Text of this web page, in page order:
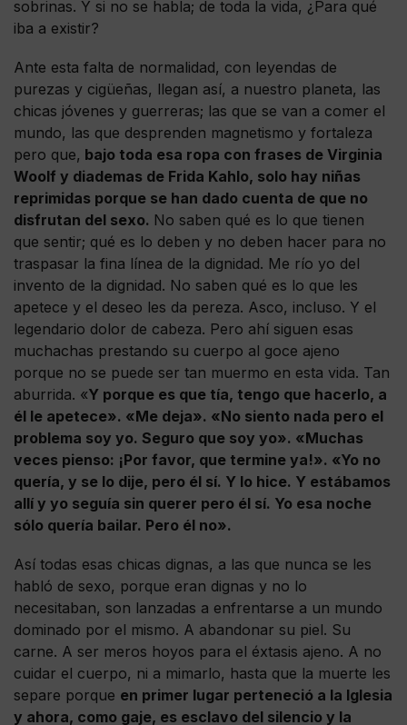
sobrinas. Y si no se habla; de toda la vida, ¿Para qué
iba a existir?
Ante esta falta de normalidad, con leyendas de
purezas y cigüeñas, llegan así, a nuestro planeta, las
chicas jóvenes y guerreras; las que se van a comer el
mundo, las que desprenden magnetismo y fortaleza
pero que, bajo toda esa ropa con frases de Virginia
Woolf y diademas de Frida Kahlo, solo hay niñas
reprimidas porque se han dado cuenta de que no
disfrutan del sexo. No saben qué es lo que tienen
que sentir; qué es lo deben y no deben hacer para no
traspasar la fina línea de la dignidad. Me río yo del
invento de la dignidad. No saben qué es lo que les
apetece y el deseo les da pereza. Asco, incluso. Y el
legendario dolor de cabeza. Pero ahí siguen esas
muchachas prestando su cuerpo al goce ajeno
porque no se puede ser tan muermo en esta vida. Tan
aburrida. «Y porque es que tía, tengo que hacerlo, a
él le apetece». «Me deja». «No siento nada pero el
problema soy yo. Seguro que soy yo». «Muchas
veces pienso: ¡Por favor, que termine ya!». «Yo no
quería, y se lo dije, pero él sí. Y lo hice. Y estábamos
allí y yo seguía sin querer pero él sí. Yo esa noche
sólo quería bailar. Pero él no».
Así todas esas chicas dignas, a las que nunca se les
habló de sexo, porque eran dignas y no lo
necesitaban, son lanzadas a enfrentarse a un mundo
dominado por el mismo. A abandonar su piel. Su
carne. A ser meros hoyos para el éxtasis ajeno. A no
cuidar el cuerpo, ni a mimarlo, hasta que la muerte les
separe porque en primer lugar perteneció a la Iglesia
y ahora, como gaje, es esclavo del silencio y la